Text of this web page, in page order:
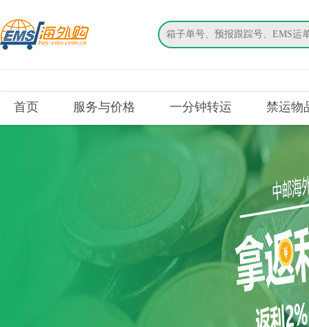
搜索
首页 服务与价格 一分钟转运 禁运物